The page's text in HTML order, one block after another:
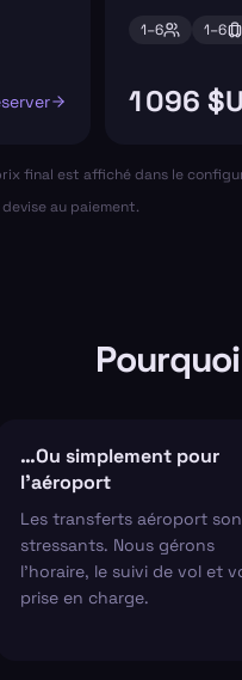
1–6 1–6
1 096
final est affiché dans le
au paiement.
…Ou simplement pour
l'aéroport
Les transferts aéroport
stressants. Nous gérons
l'horaire, le suivi de vol et
prise en charge.